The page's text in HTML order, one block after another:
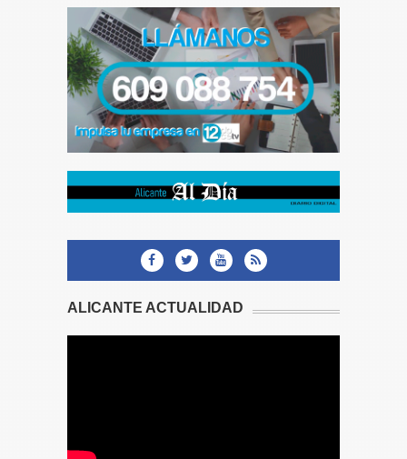
ALICANTE ACTUALIDAD